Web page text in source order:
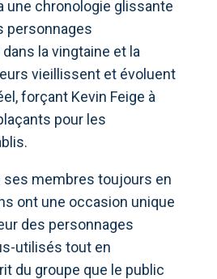
une chronologie glissante
personnages
la vingtaine et la
vieillissent et évoluent
forçant Kevin Feige à
pour les
ses membres toujours en
ont une occasion unique
des personnages
utilisés tout en
du groupe que le public